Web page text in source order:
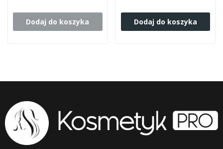
Dodaj do koszyka Dodaj do koszyka